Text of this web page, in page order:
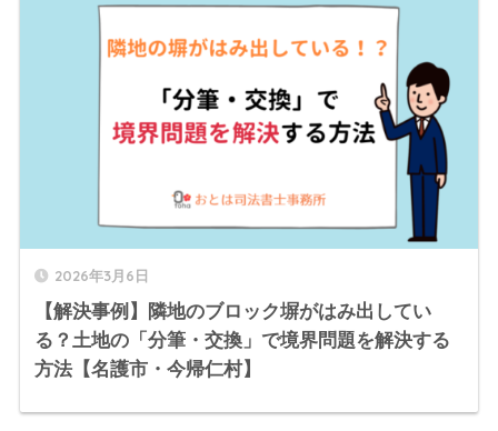
2026年3月6日
【解決事例】隣地のブロック塀がはみ出してい
る？土地の「分筆・交換」で境界問題を解決する
方法【名護市・今帰仁村】